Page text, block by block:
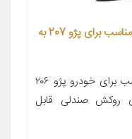
روکش صندلی خودرو آپکس کد R04 مناسب برای پژو 207 به
جزئیات محصول جنس جودون مناسب برای خودرو پژو ۲۰۶
روکش صندلی قابل